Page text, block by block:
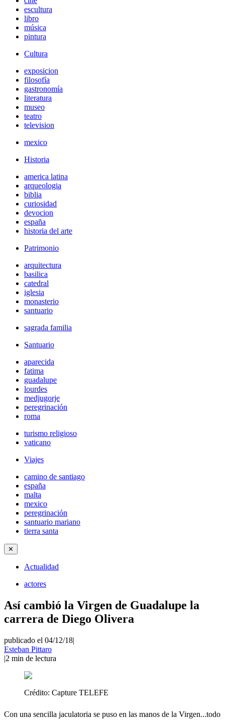
escultura
libro
música
pintura
Cultura
exposicion
filosofía
gastronomía
literatura
museo
teatro
television
mexico
Historia
america latina
arqueologia
biblia
curiosidad
devocion
españa
historia del arte
Patrimonio
arquitectura
basilica
catedral
iglesia
monasterio
santuario
sagrada familia
Santuario
aparecida
fatima
guadalupe
lourdes
medjugorje
peregrinación
roma
turismo religioso
vaticano
Viajes
camino de santiago
españa
malta
mexico
peregrinación
santuario mariano
tierra santa
✕
Actualidad
actores
Así cambió la Virgen de Guadalupe la
carrera de Diego Olivera
publicado el 04/12/18|
Esteban Pittaro
|2 min de lectura
Crédito: Capture TELEFE
Con una sencilla jaculatoria se puso en las manos de la Virgen...todo